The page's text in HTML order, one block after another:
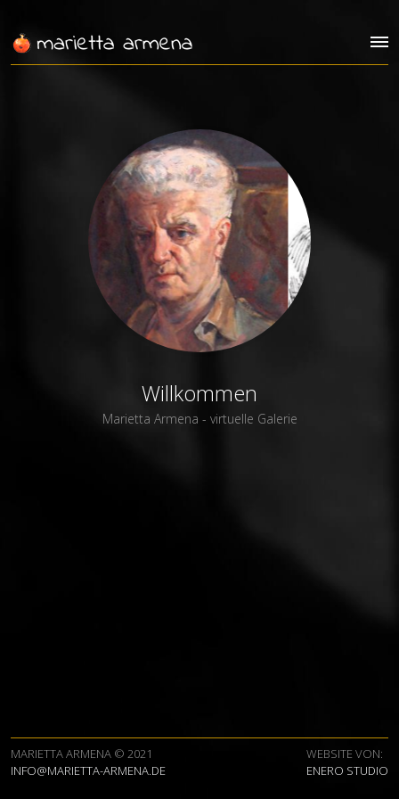
Willkommen
Marietta Armena - virtuelle Galerie
MARIETTA ARMENA © 2021
INFO@MARIETTA-ARMENA.DE
WEBSITE VON:
ENERO STUDIO